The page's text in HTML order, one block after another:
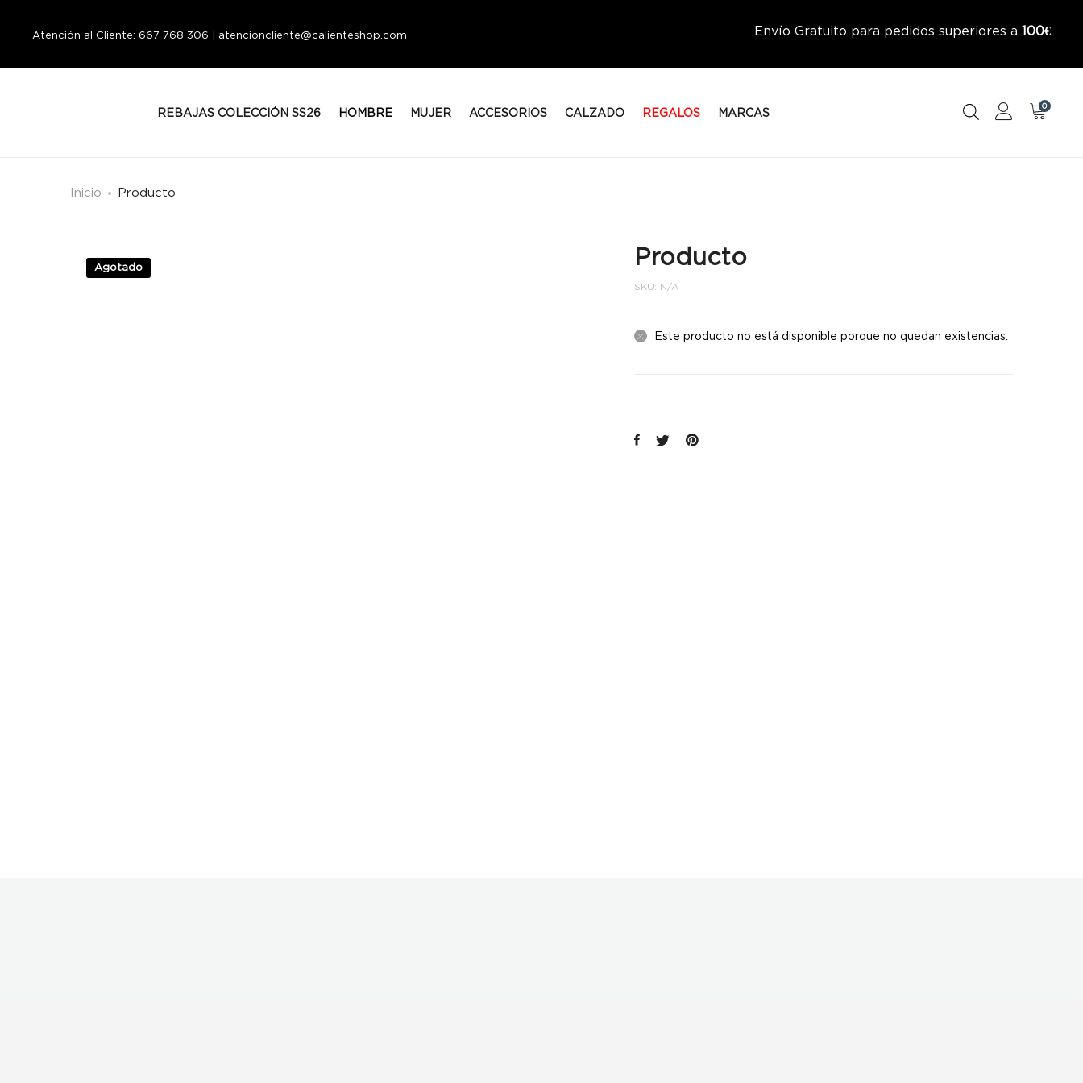
Atención al Cliente: 667 768 306 | atencioncliente@calienteshop.com Envío Gratuito para pedidos superiores a 100€
REBAJAS COLECCIÓN SS26 HOMBRE MUJER ACCESORIOS CALZADO REGALOS MARCAS
0
Inicio Producto
Agotado Producto
SKU: N/A
Este producto no está disponible porque no quedan existencias.